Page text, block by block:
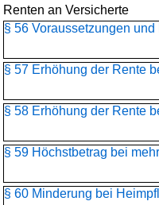
Renten an Versicherte
§ 56 Voraussetzungen
§ 57 Erhöhung der Rente
§ 58 Erhöhung der Rente
§ 59 Höchstbetrag bei
§ 60 Minderung bei